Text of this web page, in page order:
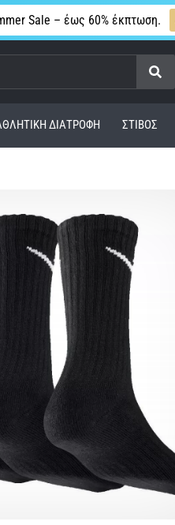
Sale – έως 60% έκπτωση.
Αναζήτηση
ΔΙΑΤΡΟΦΉ ΣΤΊΒΟΣ